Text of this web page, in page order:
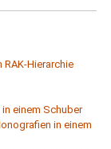
Hierarchie
einem Schuber
in einem